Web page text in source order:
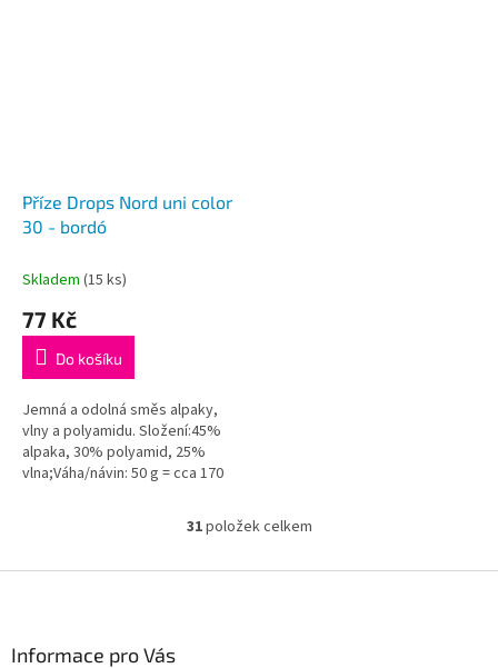
Příze Drops Nord uni color
30 - bordó
Skladem (15 ks)
77 Kč
Do košíku
Jemná a odolná směs alpaky,
vlny a polyamidu. Složení:45%
alpaka, 30% polyamid, 25%
vlna;Váha/návin: 50 g = cca 170
O
l
31položek celkem
Informace pro Vás